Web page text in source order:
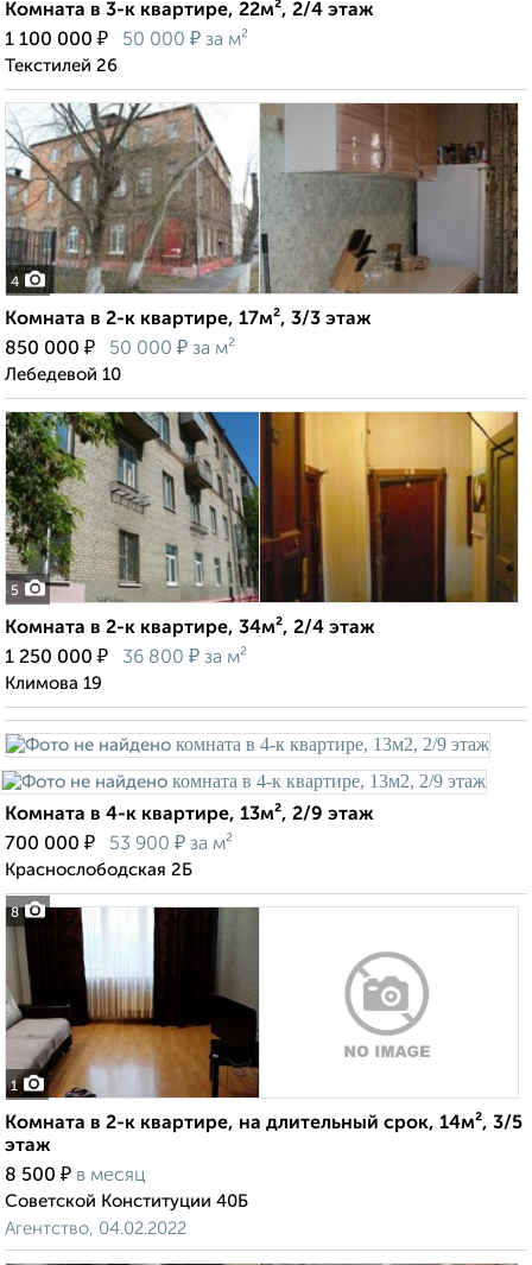
Комната в 3-к квартире, 22м², 2/4 этаж
1 100 000 ₽ 50 000 ₽ за м²
Текстилей 26
4
Комната в 2-к квартире, 17м², 3/3 этаж
850 000 ₽ 50 000 ₽ за м²
Лебедевой 10
5
Комната в 2-к квартире, 34м², 2/4 этаж
1 250 000 ₽ 36 800 ₽ за м²
Климова 19
8
Комната в 4-к квартире, 13м², 2/9 этаж
700 000 ₽ 53 900 ₽ за м²
Краснослободская 2Б
1
Комната в 2-к квартире, на длительный срок, 14м², 3/5
этаж
8 500 ₽ в месяц
Советской Конституции 40Б
Агентство, 04.02.2022